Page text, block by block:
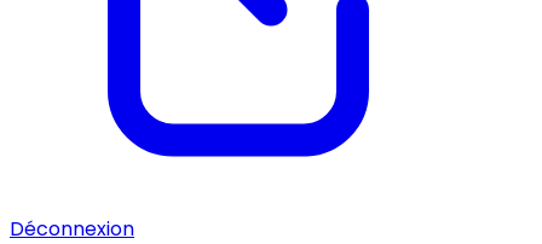
Déconnexion